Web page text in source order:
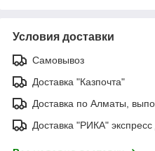
Условия доставки
Самовывоз
Доставка "Казпочта"
Доставка по Алматы,
Доставка "РИКА" экспресс